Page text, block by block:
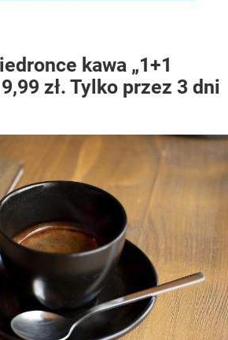
kawa „1+1
zł. Tylko przez 3 dni